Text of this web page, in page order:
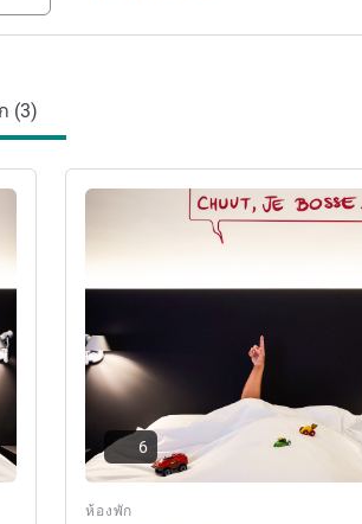
(3)
ห้องพัก
ดูรายละเอียด
6